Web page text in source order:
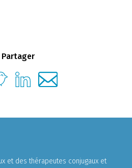
Partager
et des thérapeutes conjugaux et